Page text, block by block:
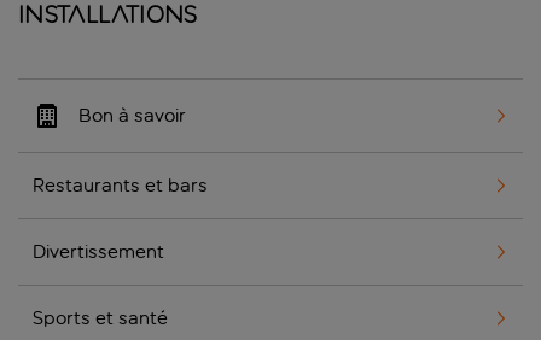
Installations
Bon à savoir
Restaurants et bars
Divertissement
Sports et santé